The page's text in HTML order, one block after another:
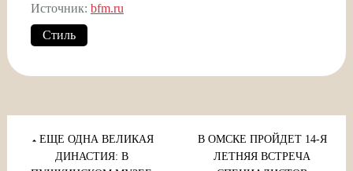
Источник: bfm.ru
Стиль
Навигация
по ЕЩЕ ОДНА ВЕЛИКАЯ
ДИНАСТИЯ: В
В ОМСКЕ ПРОЙДЕТ 14-Я
ЛЕТНЯЯ ВСТРЕЧА